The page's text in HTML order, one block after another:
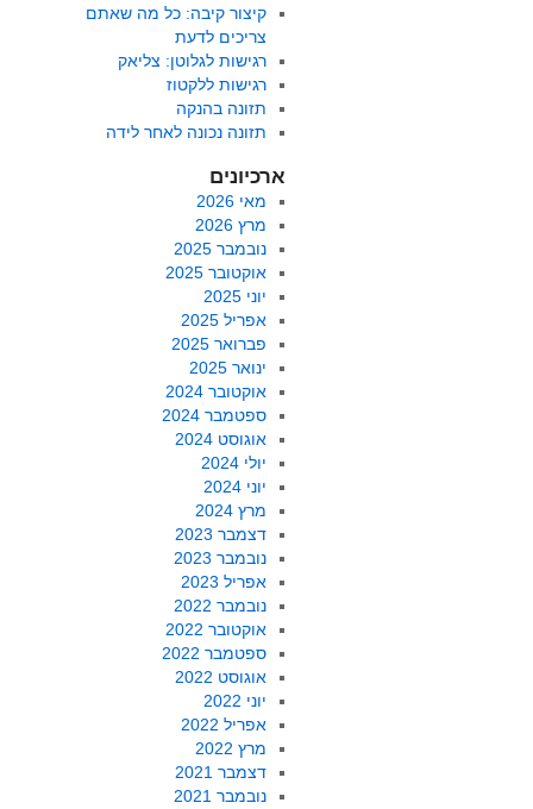
קיצור קיבה: כל מה שאתם
צריכים לדעת
רגישות לגלוטן: צליאק
רגישות ללקטוז
תזונה בהנקה
תזונה נכונה לאחר לידה
ארכיונים
מאי 2026
מרץ 2026
נובמבר 2025
אוקטובר 2025
יוני 2025
אפריל 2025
פברואר 2025
ינואר 2025
אוקטובר 2024
ספטמבר 2024
אוגוסט 2024
יולי 2024
יוני 2024
מרץ 2024
דצמבר 2023
נובמבר 2023
אפריל 2023
נובמבר 2022
אוקטובר 2022
ספטמבר 2022
אוגוסט 2022
יוני 2022
אפריל 2022
מרץ 2022
דצמבר 2021
נובמבר 2021